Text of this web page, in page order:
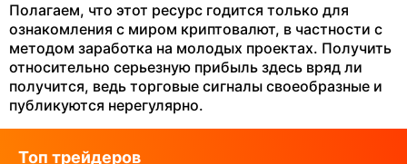
Полагаем, что этот ресурс годится только для
ознакомления с миром криптовалют, в частности с
методом заработка на молодых проектах. Получить
относительно серьезную прибыль здесь вряд ли
получится, ведь торговые сигналы своеобразные и
публикуются нерегулярно.
Топ трейдеров